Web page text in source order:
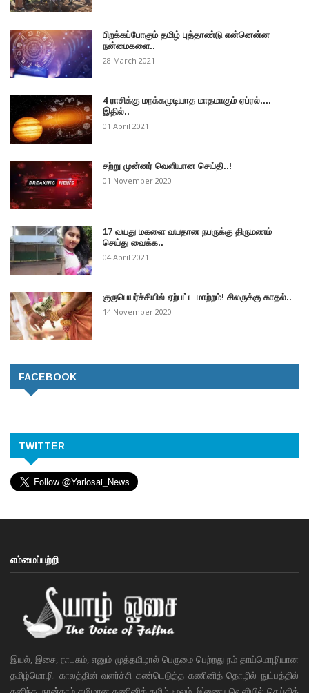
பிறக்கப்போகும் தமிழ் புத்தாண்டு என்னென்ன
நன்மைகளை..
28 March 2021
4 ராசிக்கு மறக்கமுடியாத மாதமாகும் ஏப்ரல்....
இதில்..
01 April 2021
சற்று முன்னர் வெளியான செய்தி..!
01 November 2020
17 வயது மகளை வயதான நபருக்கு திருமணம்
செய்து வைக்க..
04 April 2021
குருபெயர்ச்சியில் ஏற்பட்ட மாற்றம்! சிலருக்கு காதல்..
14 November 2020
FACEBOOK
TWITTER
எம்மைப்பற்றி
இயல், இசை, நாடகம், எனும் முத்தமிழால் பெருமை பெற்றது நம் தாய்மொழியான
தமிழ்மொழி. காலத்தின் வளர்ச்சி கண்டெடுத்த கணினித் தொழில் நுட்பத்தில்